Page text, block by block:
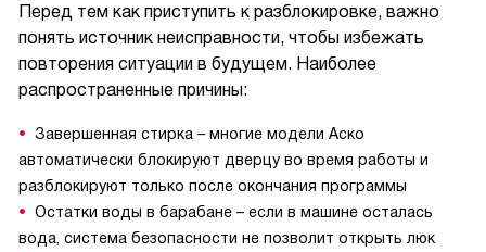
Перед тем как приступить к разблокировке, важно
понять источник неисправности, чтобы избежать
повторения ситуации в будущем. Наиболее
распространенные причины:
Завершенная стирка – многие модели Аско
автоматически блокируют дверцу во время работы и
разблокируют только после окончания программы
Остатки воды в барабане – если в машине осталась
вода, система безопасности не позволит открыть люк